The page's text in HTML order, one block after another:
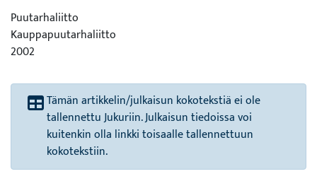
Puutarhaliitto
Kauppapuutarhaliitto
2002
Tämän artikkelin/julkaisun kokotekstiä ei ole
tallennettu Jukuriin. Julkaisun tiedoissa voi
kuitenkin olla linkki toisaalle tallennettuun
kokotekstiin.